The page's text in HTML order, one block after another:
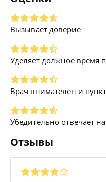
Вызывает доверие
Уделяет должное время
Врач внимателен и
Убедительно отвечает
Отзывы